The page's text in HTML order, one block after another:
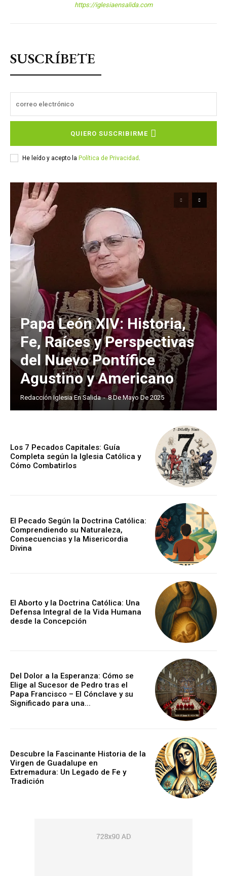
https://iglesiaensalida.com
SUSCRÍBETE
QUIERO SUSCRIBIRME
He leído y acepto la Política de Privacidad
Papa León XIV: Historia,
Fe, Raíces y Perspectivas
del Nuevo Pontífice
Agustino y Americano
Redacción Iglesia En Salida - 8 De Mayo De 2025
Los 7 Pecados Capitales: Guía
Completa según la Iglesia Católica y
Cómo Combatirlos
El Pecado Según la Doctrina Católica:
Comprendiendo su Naturaleza,
Consecuencias y la Misericordia
Divina
El Aborto y la Doctrina Católica: Una
Defensa Integral de la Vida Humana
desde la Concepción
Del Dolor a la Esperanza: Cómo se
Elige al Sucesor de Pedro tras el
Papa Francisco – El Cónclave y su
Significado para una...
Descubre la Fascinante Historia de la
Virgen de Guadalupe en
Extremadura: Un Legado de Fe y
Tradición